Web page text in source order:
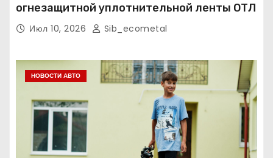
огнезащитной уплотнительной ленты ОТЛ
Июл 10, 2026 Sib_ecometal
НОВОСТИ АВТО